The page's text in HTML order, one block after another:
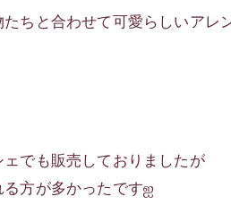
たちと合わせて可愛らしいアレ
でも販売しておりましたが
方が多かったですஐ